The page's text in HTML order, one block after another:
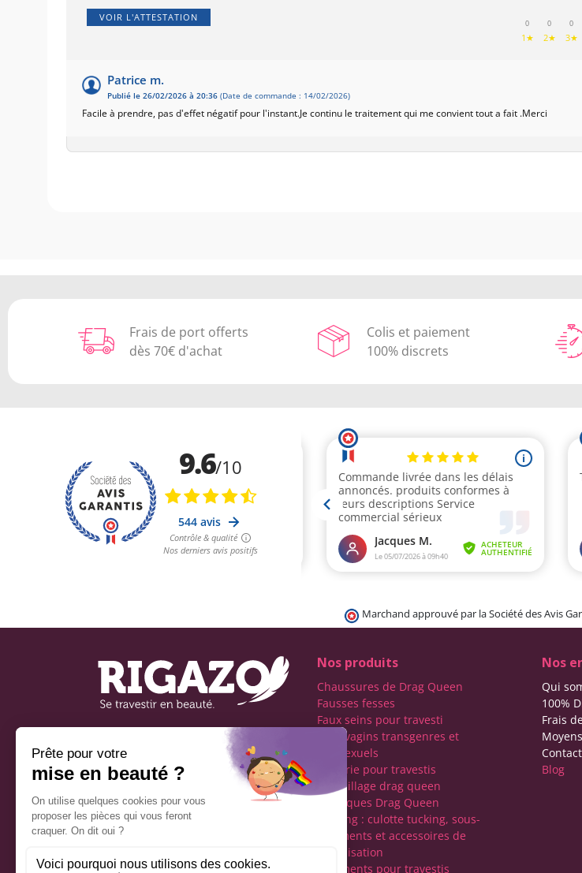
VOIR L'ATTESTATION
0
1★
0
2★
0
3★
Patrice m.
Publié le 26/02/2026 à 20:36 (Date de commande : 14/02/2026)
Facile à prendre, pas d'effet négatif pour l'instant.Je continu le traitement qui me convient tout a fait .Merci
Frais de port offerts
dès 70€ d'achat
Colis et paiement
100% discrets
Marchand approuvé par la Société des Avis
française spécialisée dans
le travestissement de
Réseaux sociaux
Nos produits
Chaussures de Drag Queen
Fausses fesses
Faux seins pour travesti
Faux vagins transgenres et
transexuels
Lingerie pour travestis
Maquillage drag queen
Perruques Drag Queen
Tucking : culotte tucking, sous-
vêtements et accessoires de
féminisation
Vêtements pour travestis
Nos
Qui
100%
Frais
Blog